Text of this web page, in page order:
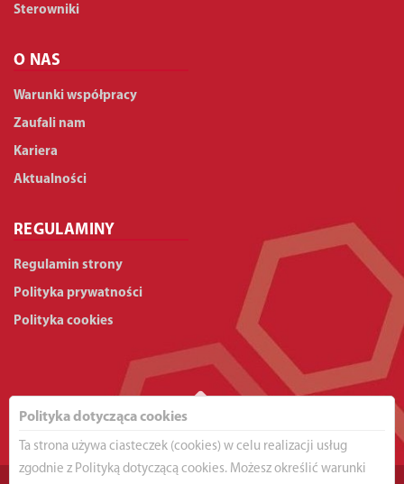
Sterowniki
O NAS
Warunki współpracy
Zaufali nam
Kariera
Aktualności
REGULAMINY
Regulamin strony
Polityka prywatności
Polityka cookies
Polityka dotycząca cookies
Ta strona używa ciasteczek (cookies) w celu realizacji usług
zgodnie z Polityką dotyczącą cookies. Możesz określić warunki